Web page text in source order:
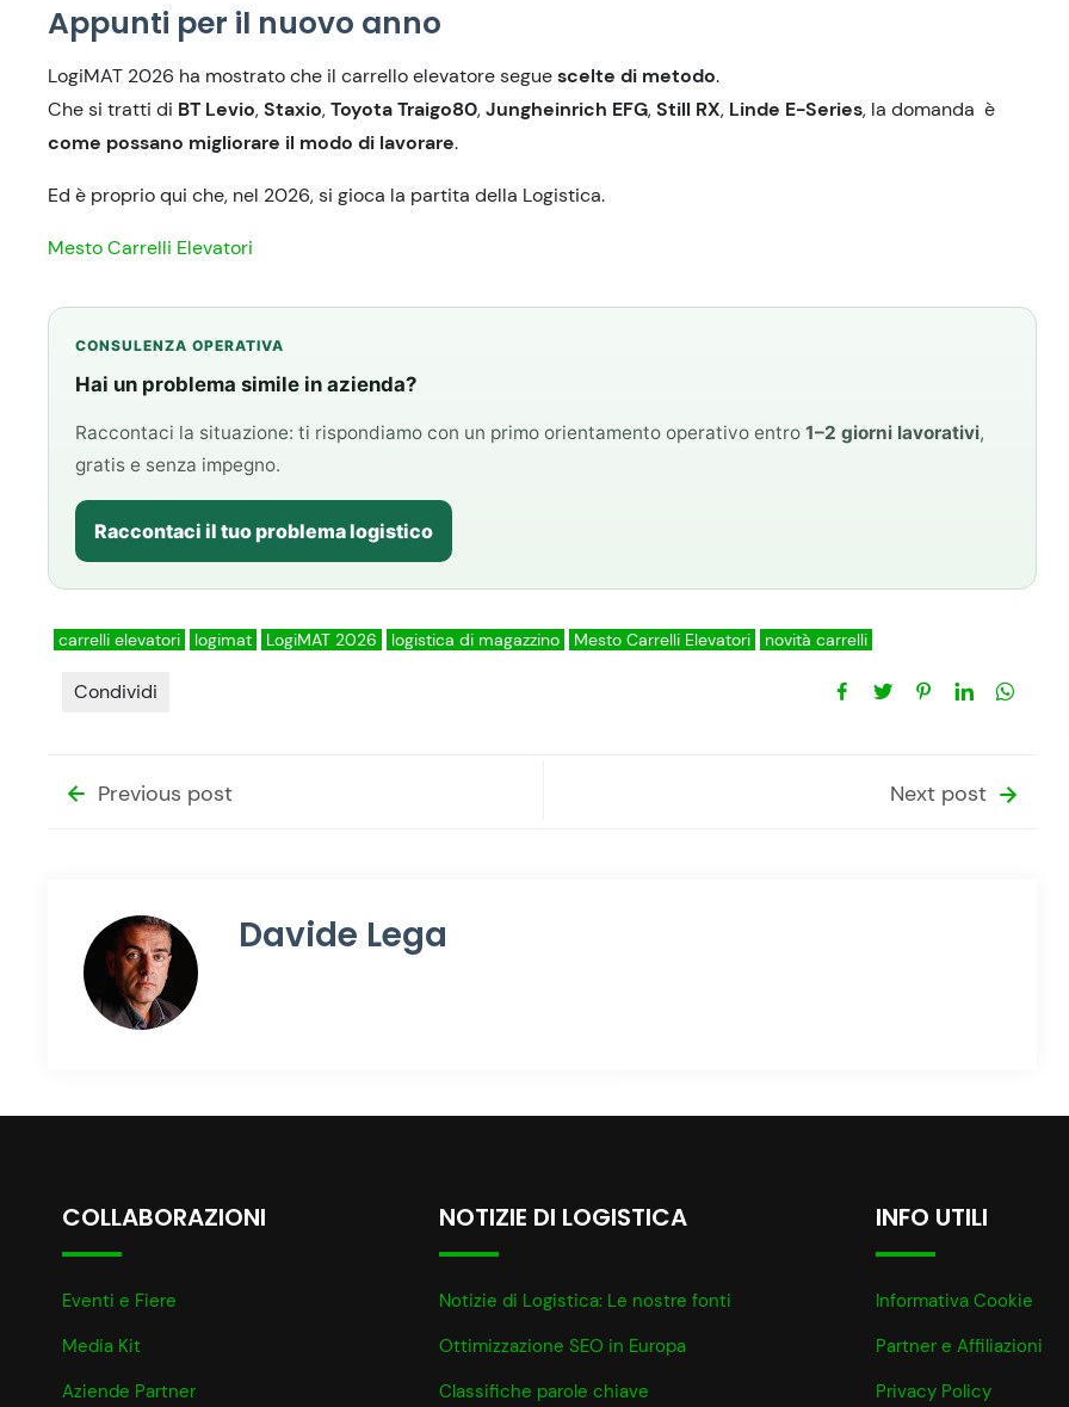
Appunti per il nuovo anno
LogiMAT 2026 ha mostratoche il carrello elevatoreseguescelte di metodo.
Che si tratti di BT Levio,Staxio,Toyota Traigo80,Jungheinrich EFG,Still RX, Linde E-Series, la domanda è
come possano migliorare il modo di lavorare.
Ed è proprio qui che, nel 2026, si gioca la partita della Logistica.
Mesto Carrelli Elevatori
CONSULENZA OPERATIVA
Hai un problema simile in azienda?
Raccontaci la situazione: ti rispondiamo con un primo orientamento operativo entro1–2 giorni lavorativi,
gratis e senza impegno.
Raccontaci il tuo problema logistico
carrelli elevatori logimat LogiMAT 2026 logistica di magazzino Mesto Carrelli Elevatori novità carrelli
Condividi
Previous post Next post
Davide Lega
COLLABORAZIONI
Eventi e Fiere
Media Kit
Aziende Partner
NOTIZIE DI LOGISTICA
Notizie di Logistica: Le nostre fonti
Ottimizzazione SEO in Europa
Classifiche parole chiave
INFO UTILI
Informativa Cookie
Partner e Affiliazioni
Privacy Policy